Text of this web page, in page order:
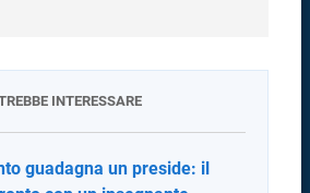
INTERESSARE
guadagna un preside: il